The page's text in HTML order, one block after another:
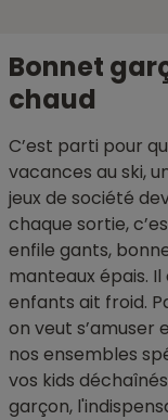
Bonnet
chaud
C’est parti pour
vacances au ski,
jeux de société
chaque sortie,
enfile gants,
manteaux épais. Il
enfants ait froid.
on veut
nos ensembles
vos kids
garçon,